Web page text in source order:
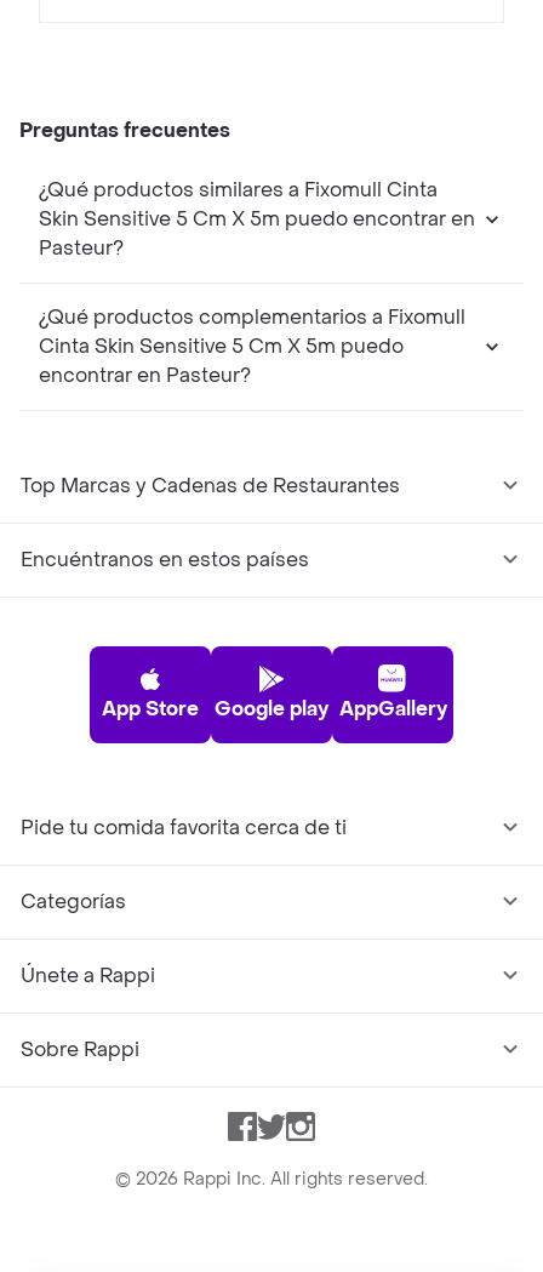
Preguntas frecuentes
¿Qué productos similares a Fixomull Cinta
Skin Sensitive 5 Cm X 5m puedo encontrar en
Pasteur?
¿Qué productos complementarios a Fixomull
Cinta Skin Sensitive 5 Cm X 5m puedo
encontrar en Pasteur?
Top Marcas y Cadenas de Restaurantes
Encuéntranos en estos países
App Store Google play AppGallery
Pide tu comida favorita cerca de ti
Categorías
Únete a Rappi
Sobre Rappi
Facebook
TwitterInstagram
© 2026 Rappi Inc. All rights reserved.